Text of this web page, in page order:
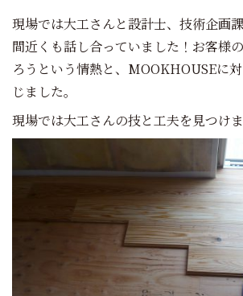
現場では大工さんと設計士、技術企画
間近くも話し合っていました！お客様
ろうという情熱と、MOOKHOUSEに
じました。
現場では大工さんの技と工夫を見つけま